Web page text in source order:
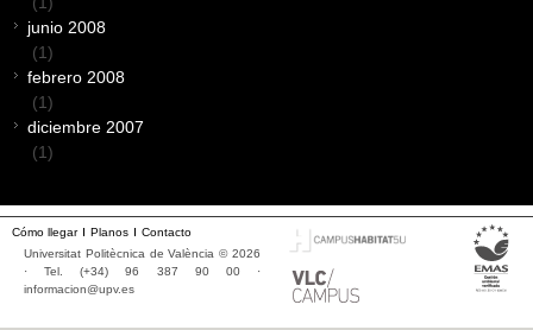
junio 2008
(1)
febrero 2008
(1)
diciembre 2007
(1)
Cómo llegar Planos
Contacto
Universitat Politècnica de València © 2026
· Tel. (+34) 96 387 90 00 ·
informacion@upv.es